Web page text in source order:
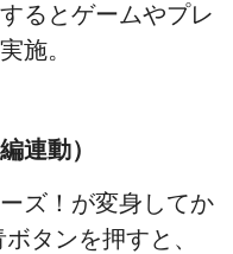
るとゲームやプレ
施。
連動）
ズ！が変身してか
タンを押すと、